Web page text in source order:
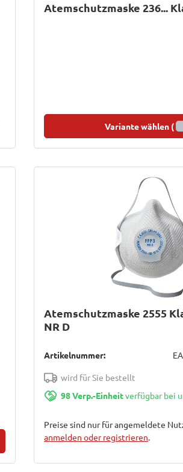
Atemschutzmaske 236...
Variante wählen (
Atemschutzmaske 2555
NR D
Artikelnummer:
wird für Sie bestellt
98 Verp.-Einheitverfügbar bei
Preise sind nur für angemeldete
anmelden oder registrieren.